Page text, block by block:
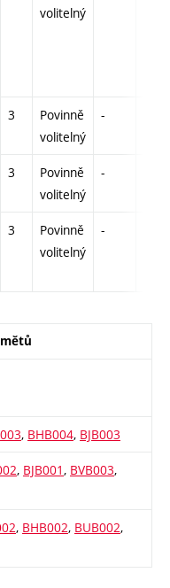
volitelný
3
Povinně
volitelný
-
3
Povinně
volitelný
-
3
Povinně
volitelný
-
, BHB004, BJB003
, BJB001 , BVB003,
, BHB002, BUB002,